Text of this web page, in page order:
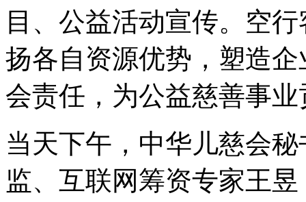
目、公益活动宣传。空
扬各自资源优势，塑造
会责任，为公益慈善事
当天下午，中华儿慈会
监、互联网筹资专家王